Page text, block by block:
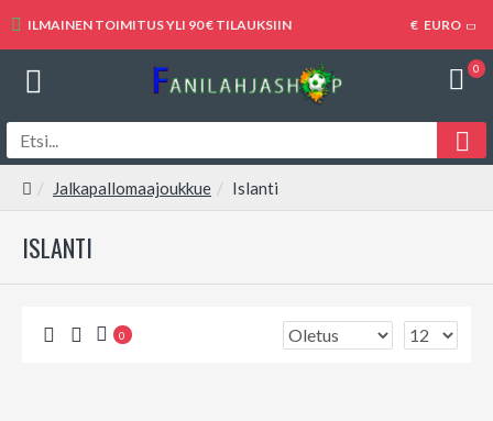
ILMAINEN TOIMITUS YLI 90 € TILAUKSIIN € EURO
0
Jalkapallomaajoukkue Islanti
ISLANTI
0